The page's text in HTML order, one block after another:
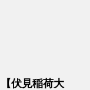
【伏見稲荷大